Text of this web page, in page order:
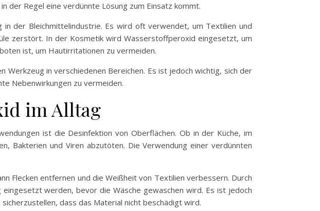
der Regel eine verdünnte Lösung zum Einsatz kommt.
der Bleichmittelindustrie. Es wird oft verwendet, um Textilien und
zerstört. In der Kosmetik wird Wasserstoffperoxid eingesetzt, um
ist, um Hautirritationen zu vermeiden.
in verschiedenen Bereichen. Es ist jedoch wichtig, sich der
Nebenwirkungen zu vermeiden.
im Alltag
ist die Desinfektion von Oberflächen. Ob in der Küche, im
Bakterien und Viren abzutöten. Die Verwendung einer verdünnten
Flecken entfernen und die Weißheit von Textilien verbessern. Durch
werden, bevor die Wäsche gewaschen wird. Es ist jedoch
dass das Material nicht beschädigt wird.